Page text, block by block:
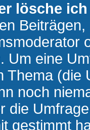
lösche
Um eine
Thema (die
noch
die
gestimmt